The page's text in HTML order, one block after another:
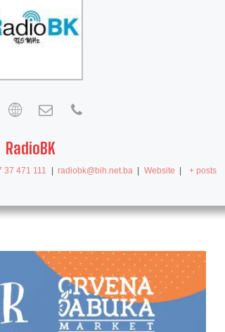
RadioBK
37 471 111 radiobk@bih.net.ba Website + posts